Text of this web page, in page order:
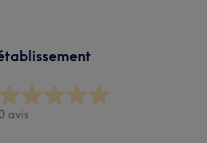
0 avis